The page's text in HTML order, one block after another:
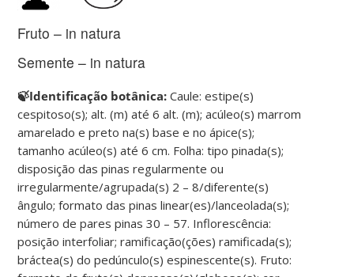
Fruto – in natura
Semente – in natura
🍃Identificação botânica:Caule: estipe(s)
cespitoso(s); alt. (m) até 6 alt. (m); acúleo(s) marrom
amarelado e preto na(s) base e no ápice(s);
tamanho acúleo(s) até 6 cm. Folha: tipo pinada(s);
disposição das pinas regularmente ou
irregularmente/agrupada(s) 2 – 8/diferente(s)
ângulo; formato das pinas linear(es)/lanceolada(s);
número de pares pinas 30 – 57. Inflorescência:
posição interfoliar; ramificação(ções) ramificada(s);
bráctea(s) do pedúnculo(s) espinescente(s). Fruto: